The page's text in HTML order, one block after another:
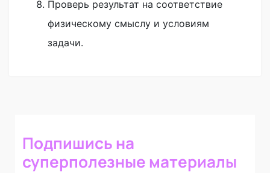
Проверь результат на соответствие
физическому смыслу и условиям
задачи.
Подпишись на
суперполезные материалы